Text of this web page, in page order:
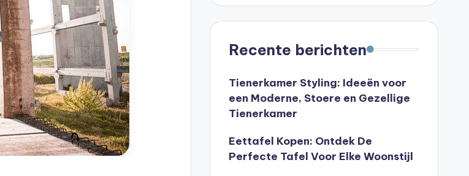
Recente berichten
Tienerkamer Styling: Ideeën voor
een Moderne, Stoere en Gezellige
Tienerkamer
Eettafel Kopen: Ontdek De
Perfecte Tafel Voor Elke Woonstijl